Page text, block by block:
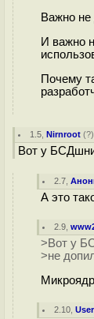
Важно не
И важно
Почему
1.5 ,Nirnroot (?
Вот у
2.7 ,
А это
2.9 ,
>Вот у
>не
2.10 ,